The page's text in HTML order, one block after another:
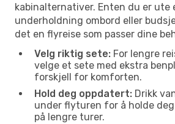
kabinalternativer. Enten du er ute
underholdning ombord eller
det en flyreise som passer dine
Velg riktig sete: For lengre
velge et sete med ekstra
forskjell for komforten.
Hold deg oppdatert: Drikk
under flyturen for å holde
på lengre turer.